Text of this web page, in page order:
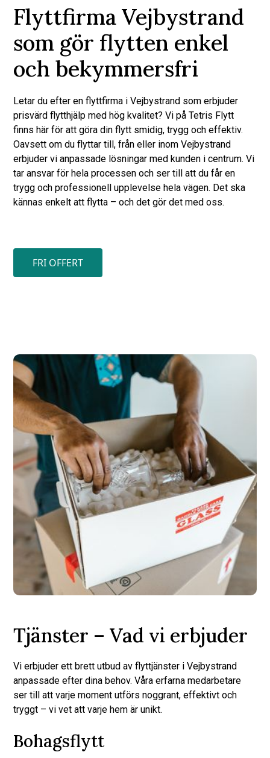
Flyttfirma Vejbystrand
som gör flytten enkel
och bekymmersfri
Letar du efter en flyttfirma i Vejbystrand som erbjuder
prisvärd flytthjälp med hög kvalitet? Vi på Tetris Flytt
finns här för att göra din flytt smidig, trygg och effektiv.
Oavsett om du flyttar till, från eller inom Vejbystrand
erbjuder vi anpassade lösningar med kunden i centrum. Vi
tar ansvar för hela processen och ser till att du får en
trygg och professionell upplevelse hela vägen. Det ska
kännas enkelt att flytta – och det gör det med oss.
FRI OFFERT
Tjänster – Vad vi erbjuder
Vi erbjuder ett brett utbud av flyttjänster i Vejbystrand
anpassade efter dina behov. Våra erfarna medarbetare
ser till att varje moment utförs noggrant, effektivt och
tryggt – vi vet att varje hem är unikt.
Bohagsflytt